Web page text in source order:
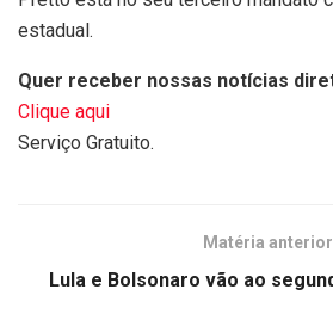
estadual.
Quer receber nossas notícias
Clique aqui
Serviço Gratuito.
Matéria anterior
Lula e Bolsonaro vão ao